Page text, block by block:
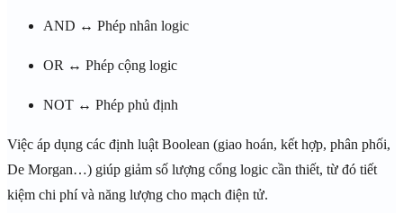
AND ↔ Phép nhân logic
OR ↔ Phép cộng logic
NOT ↔ Phép phủ định
Việc áp dụng các định luật Boolean (giao hoán, kết hợp, phân phối,
De Morgan…) giúp giảm số lượng cổng logic cần thiết, từ đó tiết
kiệm chi phí và năng lượng cho mạch điện tử.